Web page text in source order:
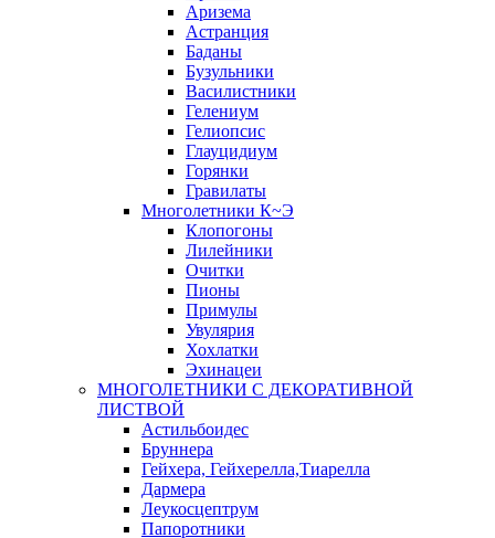
Аризема
Астранция
Баданы
Бузульники
Василистники
Гелениум
Гелиопсис
Глауцидиум
Горянки
Гравилаты
Многолетники К~Э
Клопогоны
Лилейники
Очитки
Пионы
Примулы
Увулярия
Хохлатки
Эхинацеи
МНОГОЛЕТНИКИ С ДЕКОРАТИВНОЙ
ЛИСТВОЙ
Астильбоидес
Бруннера
Гейхера, Гейхерелла,Тиарелла
Дармера
Леукосцептрум
Папоротники